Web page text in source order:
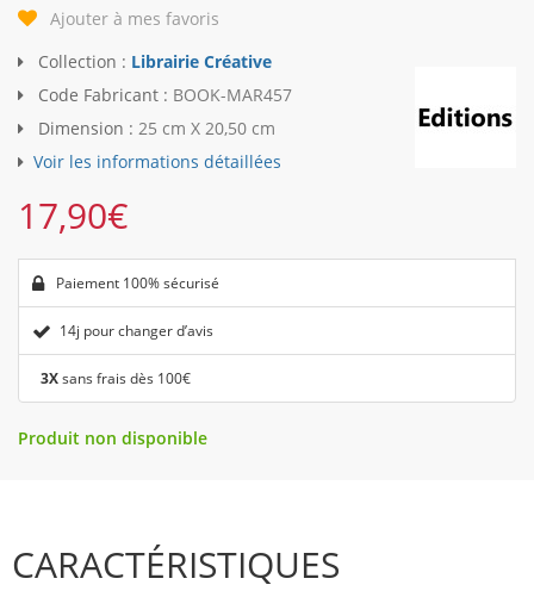
Ajouter à mes favoris
Collection : Librairie Créative
Code Fabricant : BOOK-MAR457
Dimension : 25 cm X 20,50 cm
Voir les informations détaillées
17,90€
Paiement 100% sécurisé
14j pour changer d’avis
3Xsans frais dès 100€
Produit non disponible
CARACTÉRISTIQUES